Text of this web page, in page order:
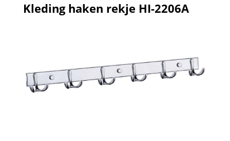
Kleding haken rekje HI-2206A